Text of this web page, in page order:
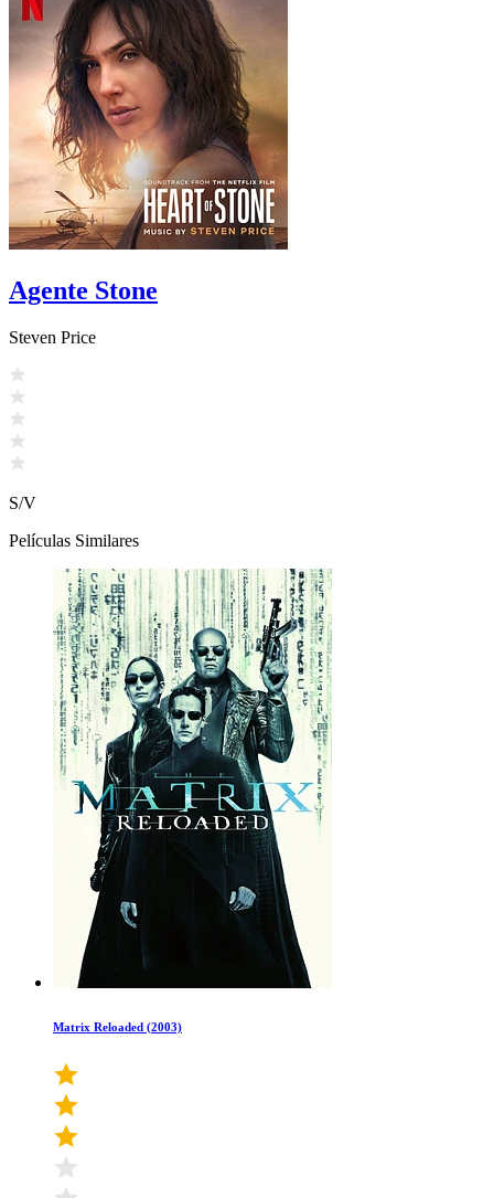
Agente Stone
Steven Price
S/V
Películas Similares
Matrix Reloaded (2003)